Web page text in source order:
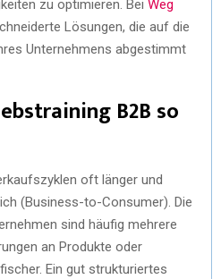
zu optimieren. Bei Weg
Lösungen, die auf die
Unternehmens abgestimmt
B2B so
oft länger und
(Business-to-Consumer). Die
sind häufig mehrere
an Produkte oder
Ein gut strukturiertes